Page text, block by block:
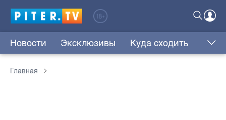
Новости Эксклюзивы Куда сходить
Главная